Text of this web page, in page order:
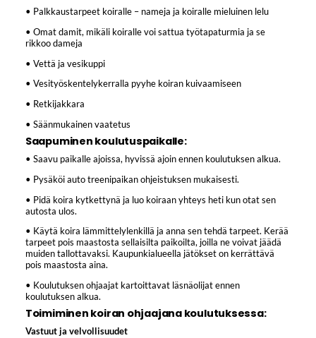
• Palkkaustarpeet koiralle – nameja ja koiralle mieluinen lelu
• Omat damit, mikäli koiralle voi sattua työtapaturmia ja se
rikkoo dameja
• Vettä ja vesikuppi
• Vesityöskentelykerralla pyyhe koiran kuivaamiseen
• Retkijakkara
• Säänmukainen vaatetus
Saapuminen koulutuspaikalle:
• Saavu paikalle ajoissa, hyvissä ajoin ennen koulutuksen alkua.
• Pysäköi auto treenipaikan ohjeistuksen mukaisesti.
• Pidä koira kytkettynä ja luo koiraan yhteys heti kun otat sen
autosta ulos.
• Käytä koira lämmittelylenkillä ja anna sen tehdä tarpeet. Kerää
tarpeet pois maastosta sellaisilta paikoilta, joilla ne voivat jäädä
muiden tallottavaksi. Kaupunkialueella jätökset on kerrättävä
pois maastosta aina.
• Koulutuksen ohjaajat kartoittavat läsnäolijat ennen
koulutuksen alkua.
Toimiminen koiran ohjaajana koulutuksessa:
Vastuut ja velvollisuudet